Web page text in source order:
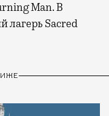
Man. В
лагерь Sacred